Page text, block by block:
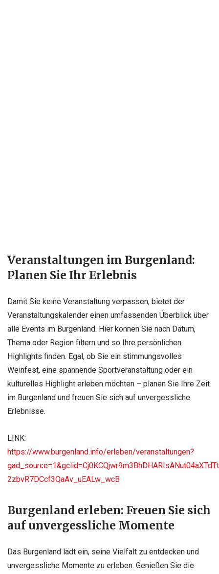
Veranstaltungen im Burgenland:
Planen Sie Ihr Erlebnis
Damit Sie keine Veranstaltung verpassen, bietet der
Veranstaltungskalender einen umfassenden Überblick über
alle Events im Burgenland. Hier können Sie nach Datum,
Thema oder Region filtern und so Ihre persönlichen
Highlights finden. Egal, ob Sie ein stimmungsvolles
Weinfest, eine spannende Sportveranstaltung oder ein
kulturelles Highlight erleben möchten – planen Sie Ihre Zeit
im Burgenland und freuen Sie sich auf unvergessliche
Erlebnisse.
LINK:
https://www.burgenland.info/erleben/veranstaltungen?
2zbvR7DCcf3QaAv_uEALw_wcB
Burgenland erleben: Freuen Sie sich
auf unvergessliche Momente
Das Burgenland lädt ein, seine Vielfalt zu entdecken und
unvergessliche Momente zu erleben. Genießen Sie die